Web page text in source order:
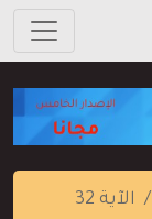
الآية 32